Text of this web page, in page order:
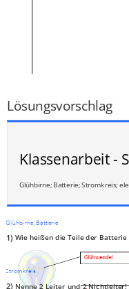
Lösungsvorschlag
Klassenarbeit -
Glühbirne; Batterie; Stromkreis;
Glühbirne, Batterie
1) Wie heißen die Teile der
Stromkreis
2) Nenne 2 Leiter und 2 Nichtleiter!